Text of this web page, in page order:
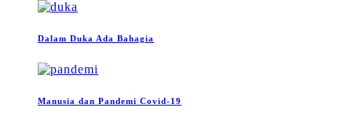
Dalam Duka Ada Bahagia
Manusia dan Pandemi Covid-19